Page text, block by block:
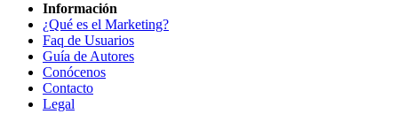
Información
¿Qué es el Marketing?
Faq de Usuarios
Guía de Autores
Conócenos
Contacto
Legal